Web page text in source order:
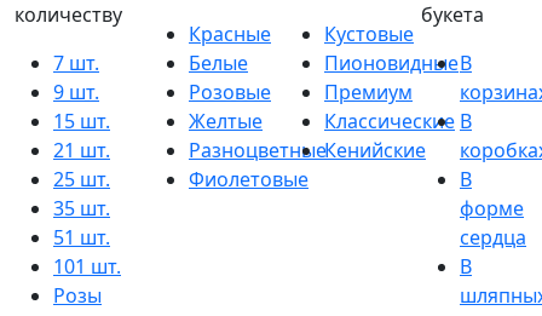
количеству
7 шт.
9 шт.
15 шт.
21 шт.
25 шт.
35 шт.
51 шт.
101 шт.
Розы
Красные
Белые
Розовые
Желтые
Разноцветные
Фиолетовые
Кустовые
Пионовидные
Премиум
Классические
Кенийские
букета
В
В
В
форме
сердца
В